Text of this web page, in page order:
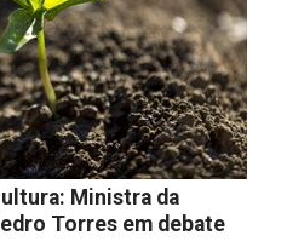
Ministra da
Torres em debate